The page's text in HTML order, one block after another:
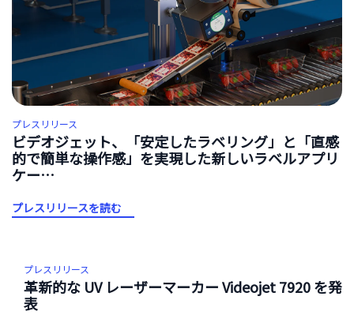
プレスリリース
ビデオジェット、「安定したラベリング」と「直感
的で簡単な操作感」を実現した新しいラベルアプリ
ケー…
プレスリリースを読む
プレスリリース
革新的な UV レーザーマーカー Videojet 7920 を発
表